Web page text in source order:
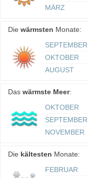
MÄRZ
Die wärmsten Monate:
SEPTEMBER
OKTOBER
AUGUST
Das wärmste Meer:
OKTOBER
SEPTEMBER
NOVEMBER
Die kältesten Monate:
FEBRUAR